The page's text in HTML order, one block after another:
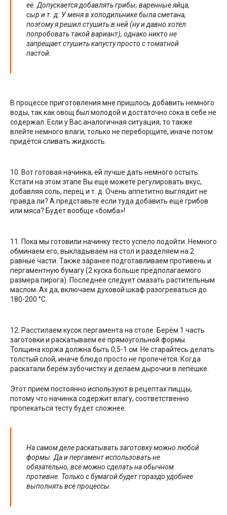
её. Допускается добавлять грибы, варенные яйца,
сыр и т. д. У меня в холодильнике была сметана,
поэтому я решил стушить в ней (ну и давно хотел
попробовать такой вариант), однако никто не
запрещает стушить капусту просто с томатной
пастой.
В процессе приготовления мне пришлось добавить немного
воды, так как овощ был молодой и достаточно сока в себе не
содержал. Если у Вас аналогичная ситуация, то также
влейте немного влаги, только не переборщите, иначе потом
придётся сливать жидкость.
10. Вот готовая начинка, ей лучше дать немного остыть.
Кстати на этом этапе Вы ещё можете регулировать вкус,
добавляя соль, перец и т. д. Очень аппетитно выглядит не
правда ли? А представьте если туда добавить ещё грибов
или мяса? Будет вообще «бомба»!
11. Пока мы готовили начинку тесто успело подойти. Немного
обминаем его, выкладываем на стол и разделяем на 2
равные части. Также заранее подготавливаем противень и
пергаментную бумагу (2 куска больше предполагаемого
размера пирога). Последнее следует смазать растительным
маслом. Ах да, включаем духовой шкаф разогреваться до
180-200 °C.
12. Расстилаем кусок пергамента на столе. Берём 1 часть
заготовки и раскатываем её прямоугольной формы.
Толщина коржа должна быть 0,5-1 см. Не старайтесь делать
толстый слой, иначе блюдо просто не пропечётся. Когда
раскатали берём зубочистку и делаем дырочки в лепёшке.
Этот приём постоянно используют в рецептах пиццы,
потому что начинка содержит влагу, соответственно
пропекаться тесту будет сложнее.
На самом деле раскатывать заготовку можно любой
формы. Да и пергамент использовать не
обязательно, всё можно сделать на обычном
противне. Только с бумагой будет гораздо удобнее
выполнять все процессы.